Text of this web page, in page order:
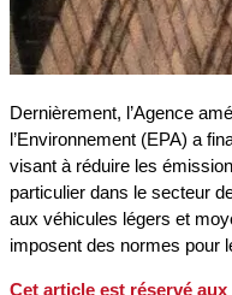
Dernièrement, l’Agence
l’Environnement (EPA) a
visant à réduire les
particulier dans le secteur
aux véhicules légers et
imposent des normes pour
Cet article est réservé